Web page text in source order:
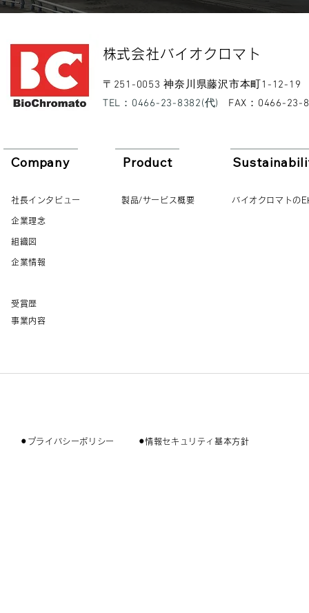
​株式会社バイオクロマト​
​〒251-0053 神奈川県藤沢市本町1-12-19
​TEL：0466-23-8382(代)
​FAX：0466-23-
Company
社長インタビュー
企業理念
組織図
企業情報
受賞歴
Product
製品/サービス概要
事業内容
バイオクロマトの
⚫︎プライバシーポリシー ⚫︎情報セキュリティ基本方針